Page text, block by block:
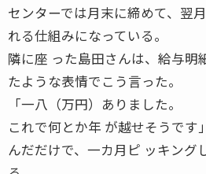
センターでは月末に締めて、翌
れる仕組みになっている。
隣に座 った島田さんは、給与明
たような表情でこう言った。
「一八（万円）ありました。
これで何とか年 が越せそうです
んだだけで、一カ月ピ ッキング